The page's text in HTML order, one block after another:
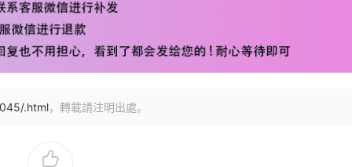
.html，轉載請注明出處。